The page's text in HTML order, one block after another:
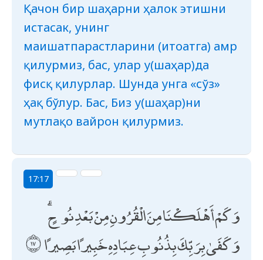
Қачон бир шаҳарни ҳалок этишни
истасак, унинг
маишатпарастларини (итоатга) амр
қилурмиз, бас, улар у(шаҳар)да
фисқ қилурлар. Шунда унга «сўз»
ҳақ бўлур. Бас, Биз у(шаҳар)ни
мутлақо вайрон қилурмиз.
17:17
وَكَمْ أَهْلَكْنَا مِنَ الْقُرُونِ مِنْ بَعْدِ نُوحٍ ۗ
وَكَفَىٰ بِرَبِّكَ بِذُنُوبِ عِبَادِهِ خَبِيرًا بَصِيرًا